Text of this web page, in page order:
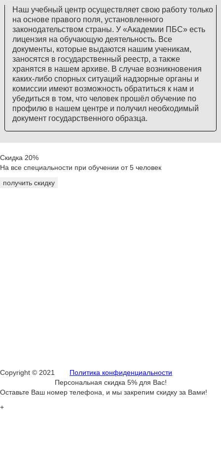
Наш учебный центр осуществляет свою работу только
на основе правого поля, установленного
законодательством страны. У «Академии ПБС» есть
лицензия на обучающую деятельность. Все
документы, которые выдаются нашим ученикам,
заносятся в государственный реестр, а также
хранятся в нашем архиве. В случае возникновения
каких-либо спорных ситуаций надзорные органы и
комиссии имеют возможность обратиться к нам и
убедиться в том, что человек прошёл обучение по
профилю в нашем центре и получил необходимый
документ государственного образца.
Скидка 20%
На все специальности при обучении от 5 человек
получить скидку
Copyright © 2021
Политика конфиденциальности
Персональная скидка 5% для Вас!
Оставьте Ваш номер телефона, и мы закрепим скидку за Вами!
+